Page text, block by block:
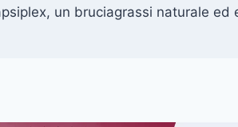
un bruciagrassi naturale